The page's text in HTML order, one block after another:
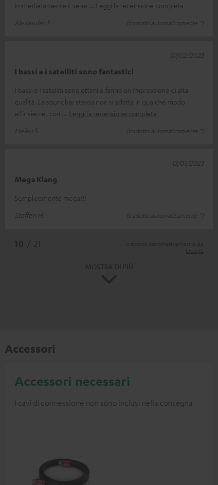
immediatamente il vene
Leggi la recensione completa
Alexander F.
(tradotto automaticamente *)
I bassi e i satelliti sono fantastici
I bassi e i satelliti sono ottimi e fanno un'impressione di alta
qualità. La soundbar stessa non si adatta in qualche modo
all'insieme, con
Leggi la recensione completa
Heiko S.
(tradotto automaticamente *)
07/02/2023
Mega Klang
Semplicemente mega!!!
Steffen H.
(tradotto automaticamente *)
13/01/2023
Accessori
Accessori necessari
I cavi di connessione non sono inclusi nella consegna